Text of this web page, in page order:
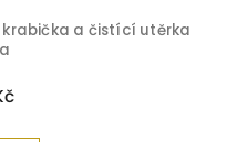
krabička a čistící utěrka